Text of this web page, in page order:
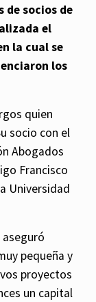
de socios de
el
la cual se
los
quien
socio con el
Abogados
Francisco
Universidad
aseguró
pequeña y
proyectos
un capital